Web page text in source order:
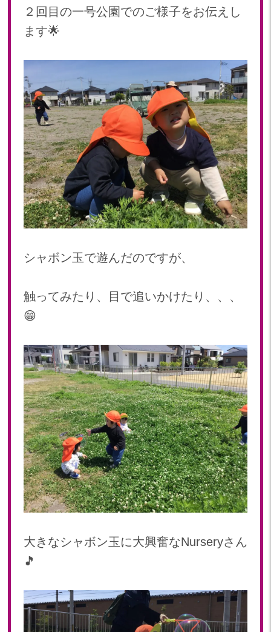
2024年 03月(20)
2024年 02月(18)
2024年 01月(19)
2023年 12月(19)
2023年 11月(20)
2023年 10月(20)
2023年 09月(19)
2023年 08月(22)
2023年 07月(20)
2023年 06月(22)
2023年 05月(20)
2023年 04月(20)
2023年 03月(22)
2023年 01月(18)
2022年 12月(19)
2022年 11月(20)
2022年 09月(20)
2022年 08月(23)
2022年 07月(19)
2022年 06月(22)
2022年 05月(19)
2022年 04月(20)
2022年 03月(4)
２回目の一号公園でのご様子をお伝えし
ます🌟
シャボン玉で遊んだのですが、
触ってみたり、目で追いかけたり、、、
😁
大きなシャボン玉に大興奮なNurseryさん
🎵